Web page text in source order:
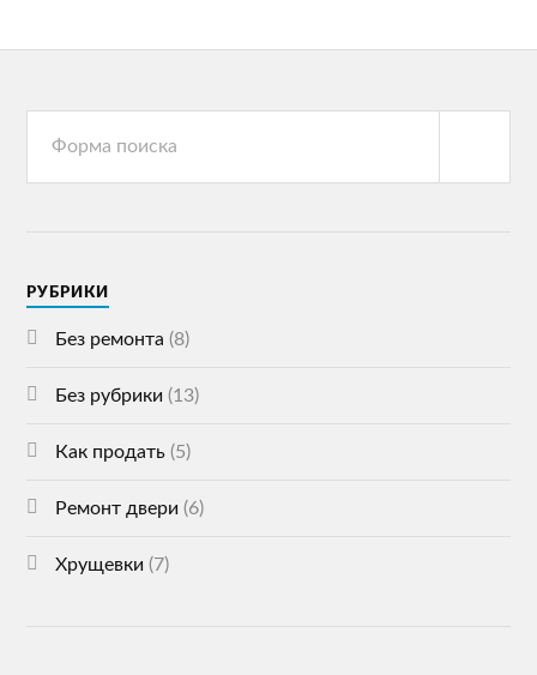
РУБРИКИ
Без ремонта (8)
Без рубрики (13)
Как продать (5)
Ремонт двери (6)
Хрущевки (7)